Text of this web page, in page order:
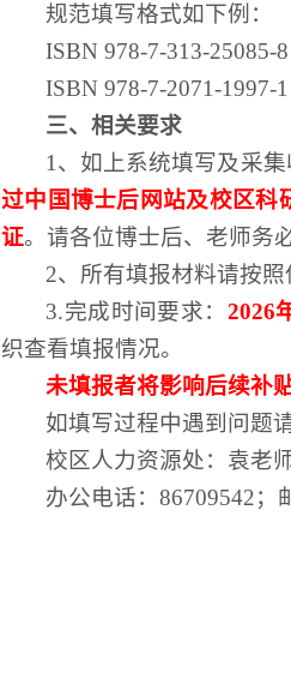
规范填写格式如下例：
ISBN 978-7-313-25085-8
ISBN 978-7-2071-1997-1
三、相关要求
1、如上系统填写及采
过中国博士后网站及校区科
证。请各位博士后、 老师务
2、所有填报材料请按
3.完成时间要求： 2026
织查看填报情况。
未填报者将影响后续补
如填写过程中遇到问题
校区人力资源处： 袁老
办公电话：86709542；